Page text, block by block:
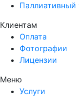
Паллиативный
Клиентам
Оплата
Фотографии
Лицензии
Меню
Услуги